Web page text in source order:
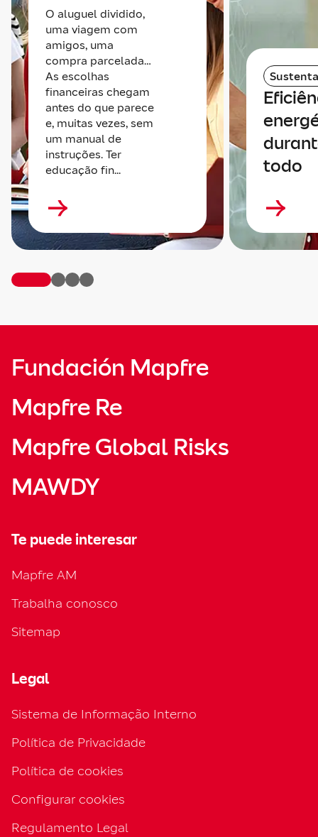
O aluguel dividido,
uma viagem com
amigos, uma
compra parcelada…
As escolhas
financeiras chegam
antes do que parece
e, muitas vezes, sem
um manual de
instruções. Ter
educação fin...
todo
Fundación Mapfre
Mapfre Re
Mapfre Global Risks
MAWDY
Te puede interesar
Mapfre AM
Trabalha conosco
Sitemap
Legal
Sistema de Informação Interno
Política de Privacidade
Política de cookies
Configurar cookies
Regulamento Legal